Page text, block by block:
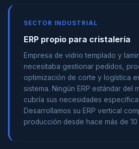
SECTOR INDUSTRIAL
ERP propio para cristalería
Empresa de vidrio templado y
necesitaba gestionar pedidos,
optimización de corte y logística
sistema. Ningún ERP estándar del
cubría sus necesidades
Desarrollamos su ERP vertical
producción desde hace más de 10